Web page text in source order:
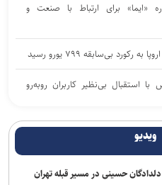
«ایما» برای ارتباط با صنعت و
بی‌سابقه ۷۹۹ یورو رسید
استقبال بی‌نظیر کاربران روبه‌رو
اوپو حسگرهای ۵۰ مگاپیکسلی جدید را روی فایند X۱۰ اولترا آزمایش
معرفی شد
ویدیو
حسینی در مسیر قبله تهران